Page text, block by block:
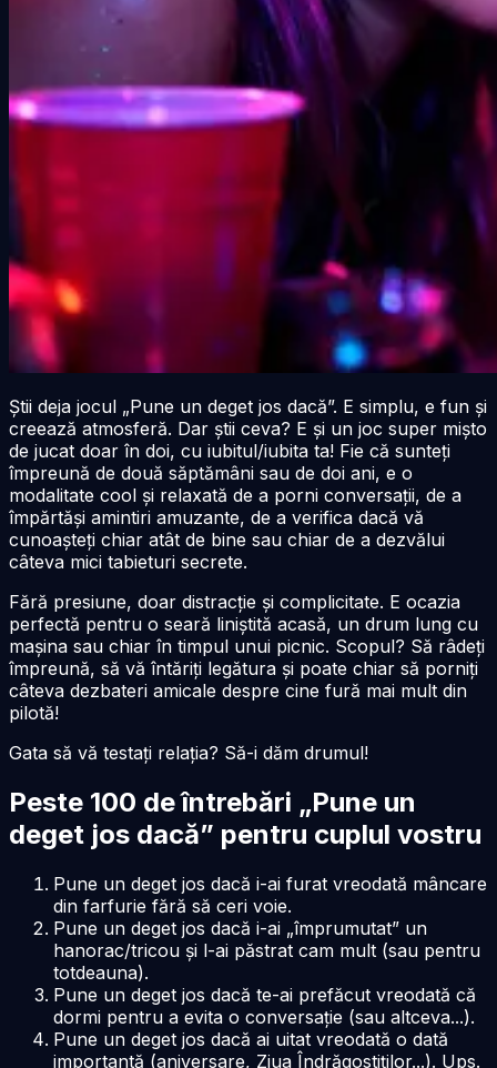
Știi deja jocul „Pune un deget jos dacă”. E simplu, e fun și
creează atmosferă. Dar știi ceva? E și un joc super mișto
de jucat doar în doi, cu iubitul/iubita ta! Fie că sunteți
împreună de două săptămâni sau de doi ani, e o
modalitate cool și relaxată de a porni conversații, de a
împărtăși amintiri amuzante, de a verifica dacă vă
cunoașteți chiar atât de bine sau chiar de a dezvălui
câteva mici tabieturi secrete.
Fără presiune, doar distracție și complicitate. E ocazia
perfectă pentru o seară liniștită acasă, un drum lung cu
mașina sau chiar în timpul unui picnic. Scopul? Să râdeți
împreună, să vă întăriți legătura și poate chiar să porniți
câteva dezbateri amicale despre cine fură mai mult din
pilotă!
Gata să vă testați relația? Să-i dăm drumul!
Peste 100 de întrebări „Pune un
deget jos dacă” pentru cuplul vostru
Pune un deget jos dacă i-ai furat vreodată mâncare
din farfurie fără să ceri voie.
Pune un deget jos dacă i-ai „împrumutat” un
hanorac/tricou și l-ai păstrat cam mult (sau pentru
totdeauna).
Pune un deget jos dacă te-ai prefăcut vreodată că
dormi pentru a evita o conversație (sau altceva...).
Pune un deget jos dacă ai uitat vreodată o dată
importantă (aniversare, Ziua Îndrăgostiților...). Ups.